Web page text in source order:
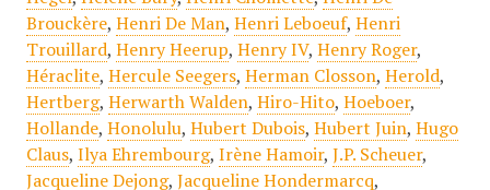
Brouckère, Henri De Man, Henri Leboeuf, Henri
Trouillard, Henry Heerup, Henry IV, Henry Roger,
Héraclite, Hercule Seegers, Herman Closson, Herold,
Hertberg, Herwarth Walden, Hiro-Hito, Hoeboer,
Hollande, Honolulu, Hubert Dubois, Hubert Juin, Hugo
Claus, Ilya Ehrembourg, Irène Hamoir, J.P. Scheuer,
Jacqueline Dejong, Jacqueline Hondermarcq,